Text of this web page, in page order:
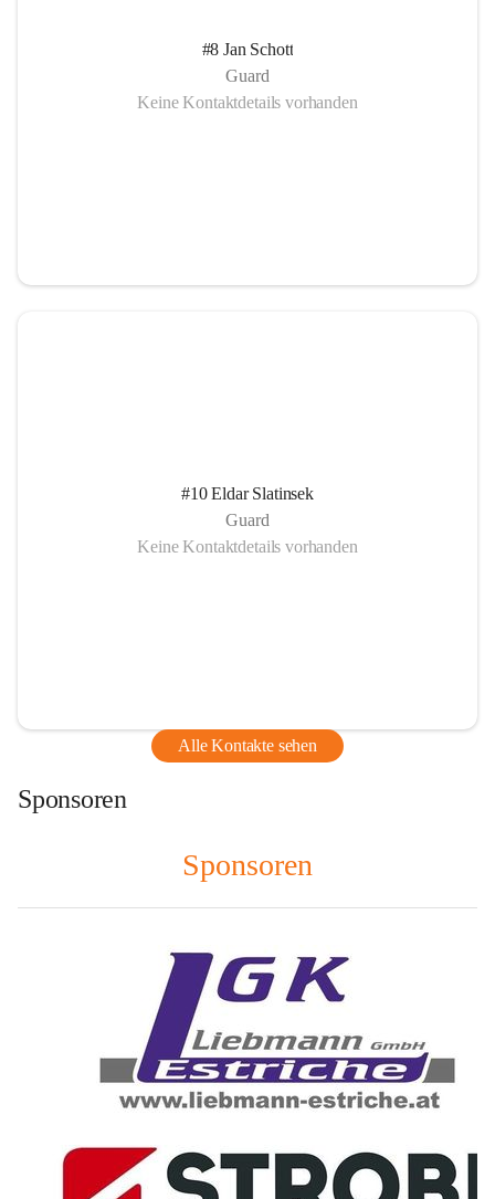
#8 Jan Schott
Guard
Keine Kontaktdetails vorhanden
#10 Eldar Slatinsek
Guard
Keine Kontaktdetails vorhanden
Alle Kontakte sehen
Sponsoren
Sponsoren